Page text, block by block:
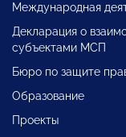
Международная
Декларация о
субъектами МСП
Бюро по защите
Образование
Проекты